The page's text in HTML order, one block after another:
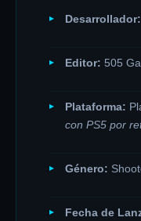
Desarrollador:
Editor: 505
Plataforma:
con PS5 por
Género:
Fecha de